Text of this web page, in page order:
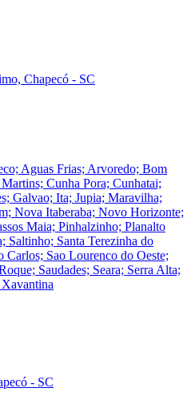
Chapecó - SC
Aguas Frias; Arvoredo; Bom
Cunha Pora; Cunhatai;
Galvao; Ita; Jupia; Maravilha;
Nova Itaberaba; Novo Horizonte;
Maia; Pinhalzinho; Planalto
Saltinho; Santa Terezinha do
Carlos; Sao Lourenco do Oeste;
Saudades; Seara; Serra Alta;
- SC